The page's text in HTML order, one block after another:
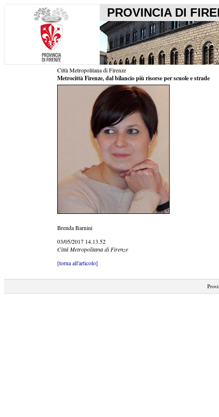
PROVINCIA DI
Città Metropolitana di Firenze
Metrocittà Firenze, dal bilancio più risorse per scuole e strade
Brenda Barnini
03/05/2017 14.13.52
Città Metropolitana di Firenze
[torna all'articolo]